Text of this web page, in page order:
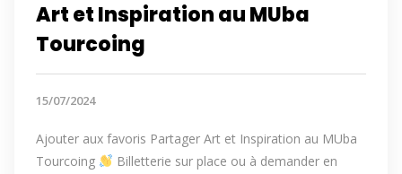
Art et Inspiration au MUba
Tourcoing
15/07/2024
Ajouter aux favoris Partager Art et Inspiration au MUba
Tourcoing
Billetterie sur place ou à demander en